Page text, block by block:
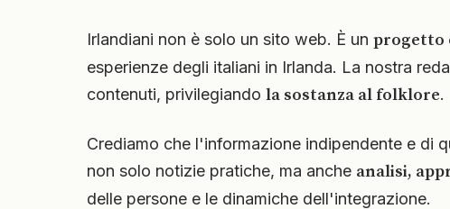
Irlandiani non è solo un sito web. È un progetto
esperienze degli italiani in Irlanda. La nostra
contenuti, privilegiando la sostanza al folklore.
Crediamo che l'informazione indipendente e di
non solo notizie pratiche, ma anche analisi,
delle persone e le dinamiche dell'integrazione.